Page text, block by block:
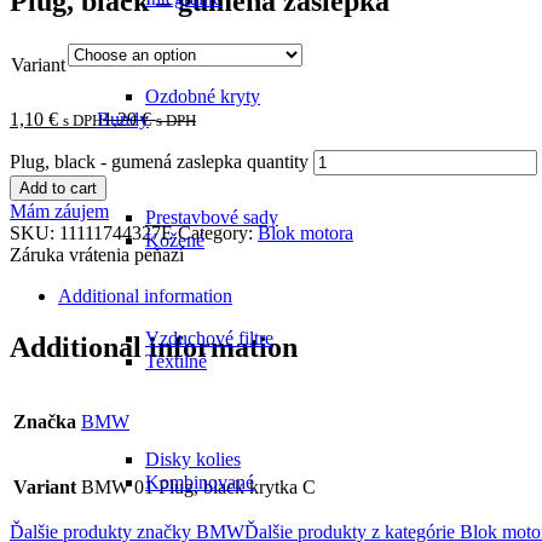
Bundy
Kožené
Textilné
Kombinované
Ozdobné kryty
Prestavbové sady
Vzduchové filtre
Disky kolies
Variant
1,10 € s DPH1,29€ s DPH
Plug, black - gumená zaslepka quantity
Add to cart
Mám záujem
SKU: 11111744327E Category:Blok motora
Záruka vrátenia peňazí
Additional information
Additional information
Značka BMW
Variant BMW 01 Plug, black krytka C
Ďalšie produkty značky BMWĎalšie produkty z kategórie Blok